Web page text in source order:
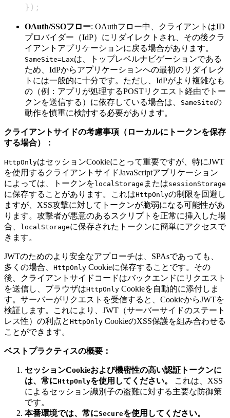
} ) ;
OAuth/SSOフロー: OAuthフロー中、クライアントはID
プロバイダー（IdP）にリダイレクトされ、その後クラ
イアントアプリケーションに戻る場合があります。
SameSite=Laxは、トップレベルナビゲーションである
ため、IdPからアプリケーションへの最初のリダイレク
トには一般的に十分です。ただし、IdPがより複雑なも
の（例：アプリが処理するPOSTリクエスト経由でトー
クンを送信する）に依存している場合は、
SameSiteの
動作を慎重に検討する必要があります。
クライアントサイドの考慮事項（ローカルにトークンを保存
する場合）：
HttpOnlyはセッションCookieにとって重要ですが、特にJWT
を使用するクライアントサイドJavaScriptアプリケーション
によっては、トークンをlocalStorage またはsessionStorage
に保存することがあります。これはHttpOnlyの制限を回避し
ますが、XSS攻撃に対してトークンが脆弱になる可能性があ
ります。攻撃者が悪意のあるスクリプトを正常に挿入した場
合、
localStorageに保存されたトークンに簡単にアクセスで
きます。
JWTのためのより安全なアプローチは、SPAsであっても、
多くの場合、 HttpOnly Cookieに保存することです。その
後、クライアントサイドコードはバックエンドにリクエスト
を送信し、ブラウザはHttpOnly Cookieを自動的に添付しま
す。サーバーがリクエストを受信すると、CookieからJWTを
検証します。これにより、JWT（サーバーサイドのステート
レス性）の利点と HttpOnly CookieのXSS保護を組み合わせる
ことができます。
ベストプラクティスの概要：
セッションCookieおよび機密性の高い認証トークンに
は、常にHttpOnlyを使用してください。
これは、XSS
によるセッション識別子の盗難に対する主要な防御策
です。
本番環境では、常にSecureを使用してください。